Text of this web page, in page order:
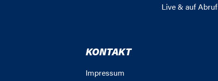
Live & auf Abruf
KONTAKT
Impressum